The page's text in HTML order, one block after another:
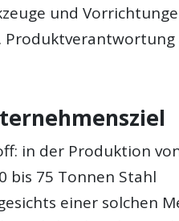
und
Produktverantwortung
in der Produktion
bis 75 Tonnen Stahl
einer solchen